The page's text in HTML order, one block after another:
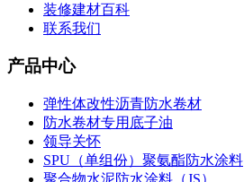
装修建材百科
联系我们
产品中心
弹性体改性沥青防水卷材
防水卷材专用底子油
领导关怀
SPU（单组份）聚氨酯防水涂料